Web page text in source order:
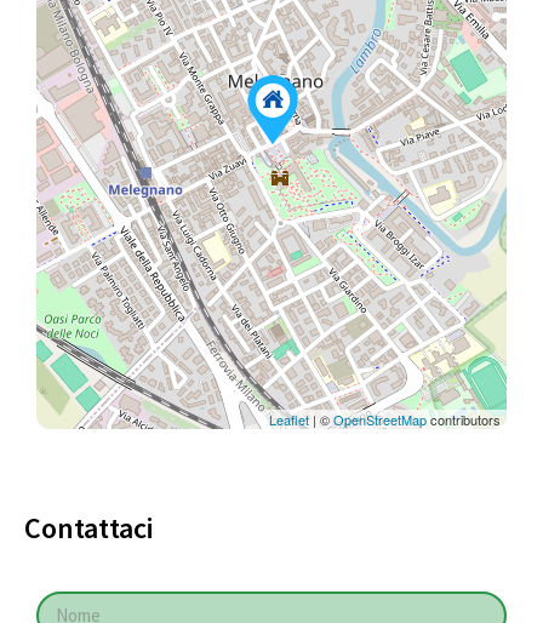
Leaflet | ©OpenStreetMapcontributors
Contattaci